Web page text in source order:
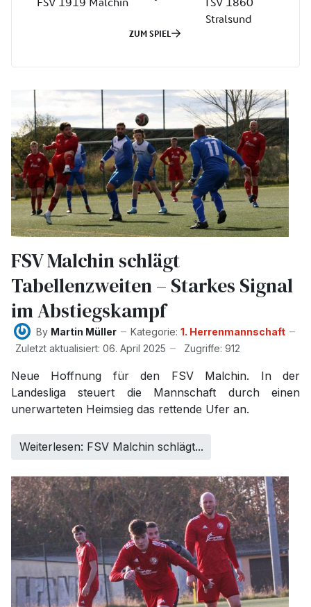
FSV Malchin schlägt
Tabellenzweiten – Starkes Signal
im Abstiegskampf
By Martin Müller Kategorie: 1. Herrenmannschaft
Zuletzt aktualisiert: 06. April 2025
Zugriffe: 912
Neue Hoffnung für den FSV Malchin. In der
Landesliga steuert die Mannschaft durch einen
unerwarteten Heimsieg das rettende Ufer an.
Weiterlesen: FSV Malchin schlägt...